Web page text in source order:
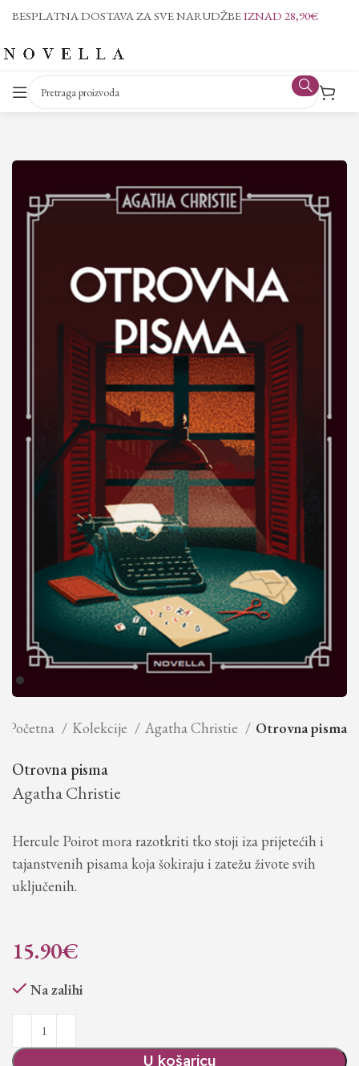
BESPLATNA DOSTAVA ZA SVE NARUDŽBEIZNAD 28,90€
Početna Kolekcije Agatha Christie Otrovna pisma
Otrovna pisma
Agatha Christie
Hercule Poirot mora razotkriti tko stoji iza prijetećih i
tajanstvenih pisama koja šokiraju i zatežu živote svih
uključenih.
15.90€
Na zalihi
U košaricu